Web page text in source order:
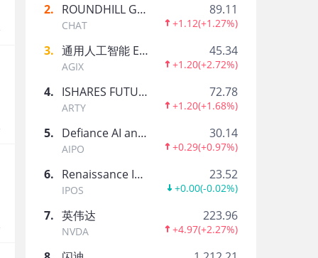
制造业 创业者
和着泪关灯吃面
爱投资的小熊猫
2. ROUNDHILL GENERATIVE AI & TECHNOLOGY ETF
CHAT
89.11
+1.12(+1.27%)
3. 通用人工智能 ETF-AGIX
AGIX
45.34
+1.20(+2.72%)
4. ISHARES FUTURE AI & TECH ETF
ARTY
72.78
+1.20(+1.68%)
5. Defiance AI and Power Infrastructure ETF
AIPO
30.14
+0.29(+0.97%)
6. Renaissance International IPO ETF
IPOS
23.52
+0.00(-0.02%)
7. 英伟达
NVDA
223.96
+4.97(+2.27%)